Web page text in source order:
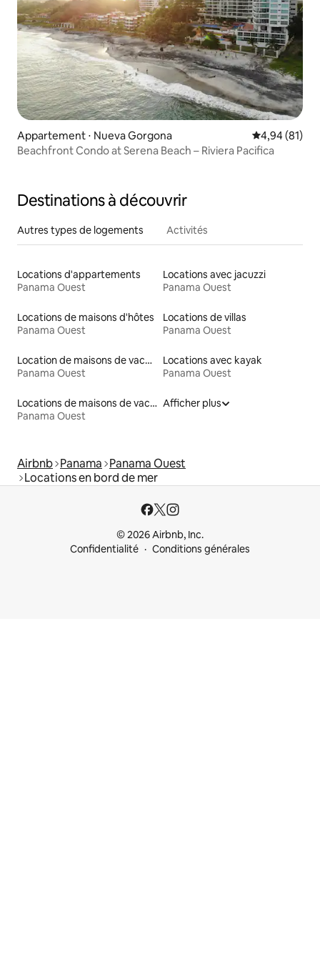
Appartement ⋅ Nueva Gorgona Évaluation
4,94 (81)
Beachfront Condo at Serena Beach – Riviera Pacifica
Destinations à découvrir
Autres types de logements Activités
Locations d'appartements
Panama Ouest
Locations avec jacuzzi
Panama Ouest
Locations de maisons d'hôtes
Panama Ouest
Locations de villas
Panama Ouest
Location de maisons de vacances
Panama Ouest
Locations avec kayak
Panama Ouest
Locations de maisons de vacances
Panama Ouest
Afficher plus
Airbnb Panama Panama Ouest
Locations en bord de mer
© 2026 Airbnb, Inc.
Confidentialité
Conditions générales